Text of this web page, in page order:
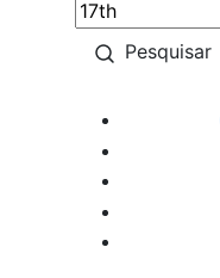
Pesquisar